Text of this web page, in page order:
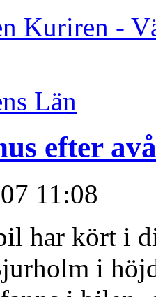
Kuriren -
Län
efter
11:08
har kört i
i